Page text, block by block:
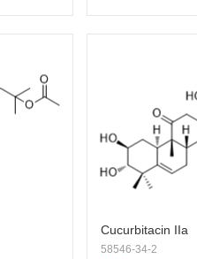
Cucurbitacin IIa
58546-34-2